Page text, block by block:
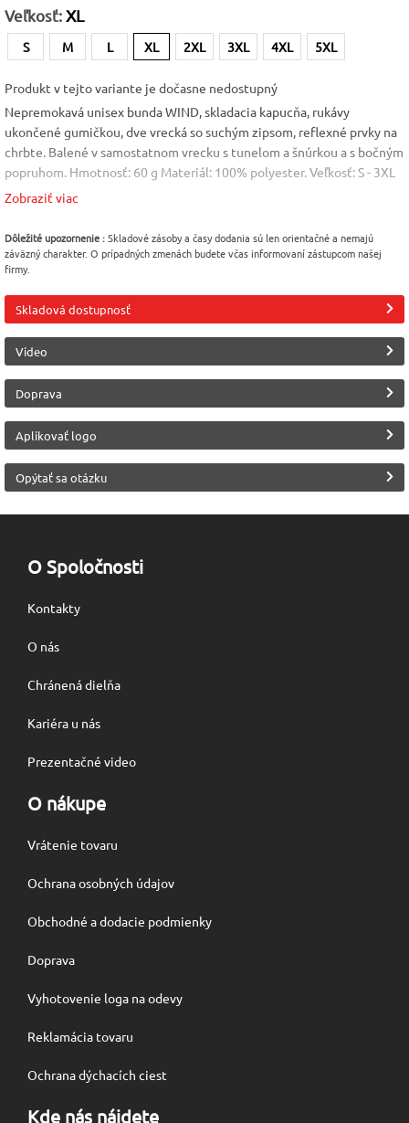
Veľkosť:XL
S M L XL 2XL 3XL 4XL 5XL
Produkt v tejto variante je dočasne nedostupný
Nepremokavá unisex bunda WIND, skladacia kapucňa, rukávy
ukončené gumičkou, dve vrecká so suchým zipsom, reflexné prvky na
chrbte. Balené v samostatnom vrecku s tunelom a šnúrkou a s bočným
popruhom. Hmotnosť: 60 g Materiál: 100% polyester. Veľkosť: S - 3XL
Farba
[02] / NAR
úprava
Unisex
Polyester 100%
(Payper)
Zobraziť viac
Dôležité upozornenie :Skladové zásoby a časy dodania sú len orientačné a nemajú
záväzný charakter. O prípadných zmenách budete včas informovaní zástupcom našej
firmy.
Skladová dostupnosť
Video
Doprava
Aplikovať logo
Opýtať sa otázku
O Spoločnosti
Kontakty
O nás
Chránená dielňa
Kariéra u nás
Prezentačné video
O nákupe
Vrátenie tovaru
Ochrana osobných údajov
Obchodné a dodacie podmienky
Doprava
Vyhotovenie loga na odevy
Reklamácia tovaru
Ochrana dýchacích ciest
Kde nás nájdete